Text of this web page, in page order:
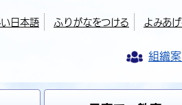
日本語 ふりがなをつける よみあ
組織